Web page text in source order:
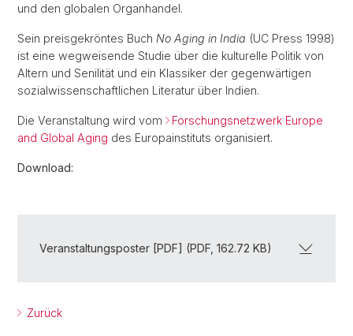
und den globalen Organhandel.
Sein preisgekröntes Buch No Aging in India (UC Press 1998)
ist eine wegweisende Studie über die kulturelle Politik von
Altern und Senilität und ein Klassiker der gegenwärtigen
sozialwissenschaftlichen Literatur über Indien.
Die Veranstaltung wird vom
Forschungsnetzwerk Europe
and Global Aging des Europainstituts organisiert.
Download:
Veranstaltungsposter [PDF] (PDF, 162.72 KB)
Zurück